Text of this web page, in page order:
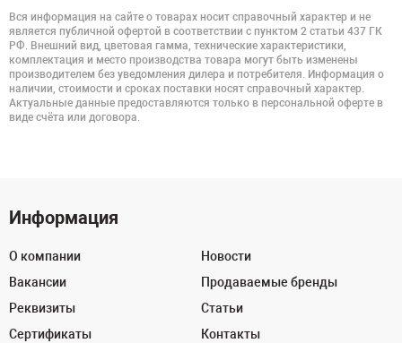
Вся информация на сайте о товарах носит справочный характер и не
является публичной офертой в соответствии с пунктом 2 статьи 437 ГК
РФ. Внешний вид, цветовая гамма, технические характеристики,
комплектация и место производства товара могут быть изменены
производителем без уведомления дилера и потребителя. Информация о
наличии, стоимости и сроках поставки носят справочный характер.
Актуальные данные предоставляются только в персональной оферте в
виде счёта или договора.
Информация
О компании
Вакансии
Реквизиты
Сертификаты
Новости
Продаваемые бренды
Статьи
Контакты